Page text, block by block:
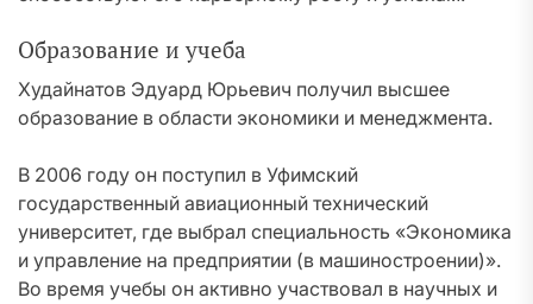
Образование и учеба
Худайнатов Эдуард Юрьевич получил высшее
образование в области экономики и менеджмента.
В 2006 году он поступил в Уфимский
государственный авиационный технический
университет, где выбрал специальность «Экономика
и управление на предприятии (в машиностроении)».
Во время учебы он активно участвовал в научных и